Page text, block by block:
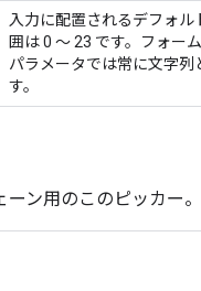
入力に配置されるデフォル
囲は 0 ～ 23 です。フォー
パラメータでは常に文字列
す。
ーン用のこのピッカー。